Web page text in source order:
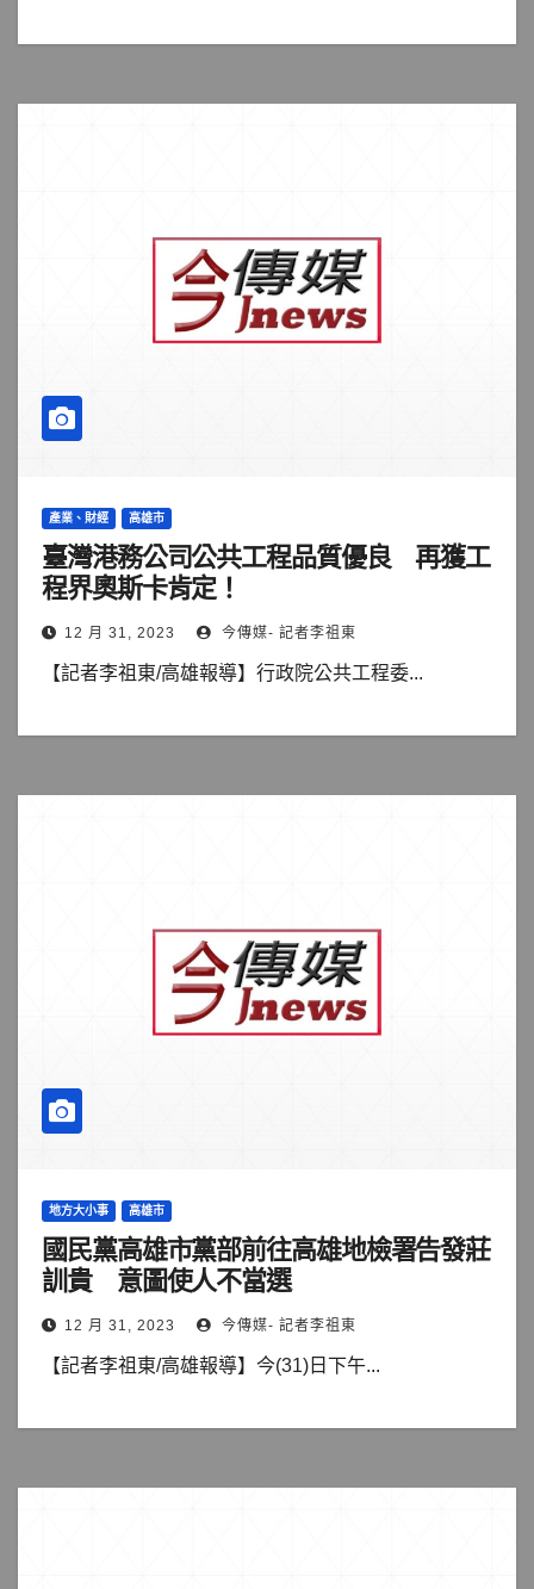
產業、財經 高雄市
臺灣港務公司公共工程品質優良 再獲工
程界奧斯卡肯定！
12 月 31, 2023 今傳媒- 記者李祖東
【記者李祖東/高雄報導】行政院公共工程委...
地方大小事 高雄市
國民黨高雄市黨部前往高雄地檢署告發莊
訓貴 意圖使人不當選
12 月 31, 2023 今傳媒- 記者李祖東
【記者李祖東/高雄報導】今(31)日下午...